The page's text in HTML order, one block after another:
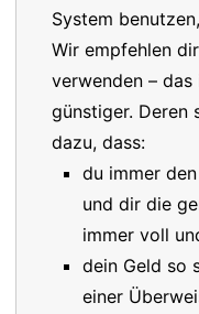
System
Wir empfehlen
verwenden –
günstiger. Deren
dazu, dass:
du immer
und dir die
immer voll
dein Geld so
einer